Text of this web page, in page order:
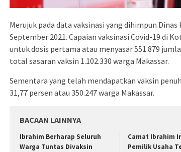
Merujuk pada data vaksinasi yang dihimpun
September 2021. Capaian vaksinasi Covid-19 di
untuk dosis pertama atau menyasar 551.879
total sasaran vaksin 1.102.330 warga Makassar.
Sementara yang telah mendapatkan vaksin
31,77 persen atau 350.247 warga Makassar.
BACAAN LAINNYA
Ibrahim Berharap Seluruh
Warga Tuntas Divaksin
Camat Ibrahim
Pemilik Usaha